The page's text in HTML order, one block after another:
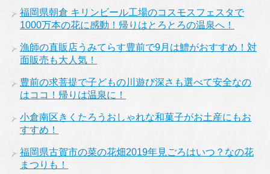
福岡県朝倉 キリンビール工場のコスモスフェスタで
1000万本の花に感動！帰りはとろとろの温泉へ！
漁師の直販店うみてらす豊前で9月は鱧がおすすめ！対
面販売も大人気！
豊前の求菩提で子どもの川遊び深さも選べて安全なの
はココ！帰りは温泉に！
小倉南区きくたろうおしゃれな和菓子がお土産にもお
すすめ！
福岡県古賀市の菜の花畑2019年見ごろはいつ？なの花
まつりも！